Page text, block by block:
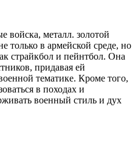
войска, металл. золотой
только в армейской среде, но
страйкбол и пейнтбол. Она
придавая ей
тематике. Кроме того,
в походах и
военный стиль и дух